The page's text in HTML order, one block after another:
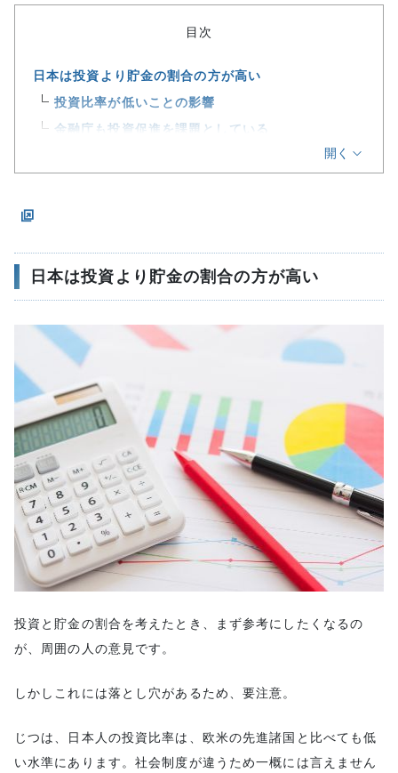
目次
日本は投資より貯金の割合の方が高い
投資比率が低いことの影響
金融庁も投資促進を課題としている
資産配分の基本知識
ポートフォリオについて
現金
債券
株式
投資信託
不動産投資
不動産投資信託
生命保険
貯金と投資の兼ね合い
年齢による資産配分の変化
40代・50代
投資と貯金のバランスの取り方
目標の設定
資産配分
開く
日本は投資より貯金の割合の方が高い
投資と貯金の割合を考えたとき、まず参考にしたくなるの
が、周囲の人の意見です。
しかしこれには落とし穴があるため、要注意。
じつは、日本人の投資比率は、欧米の先進諸国と比べても低
い水準にあります。社会制度が違うため一概には言えません